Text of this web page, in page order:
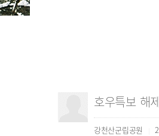
호우특보 해
강천산군립공원